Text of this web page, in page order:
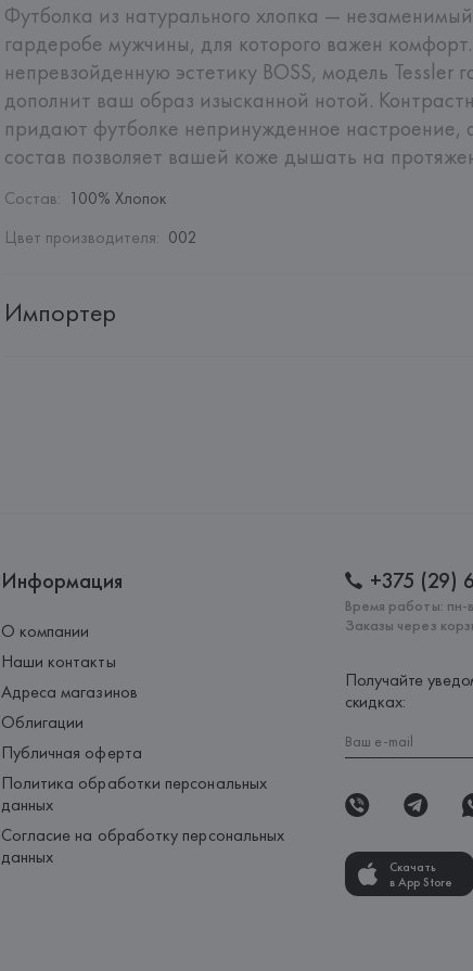
Футболка из натурального хлопка —
гардеробе мужчины, для которого важен
непревзойденную эстетику BOSS, модель Tessler
дополнит ваш образ изысканной нотой.
придают футболке непринужденное настроение,
состав позволяет вашей коже дышать на
Состав: 100% Хлопок
Цвет производителя: 002
Импортер
Информация
О компании
Наши контакты
Адреса магазинов
Облигации
Публичная оферта
Политика обработки персональных
данных
Согласие на обработку персональных
данных
+375 (29)
Время работы: пн-
Заказы через
Получайте
скидках:
Скачать
в App Store